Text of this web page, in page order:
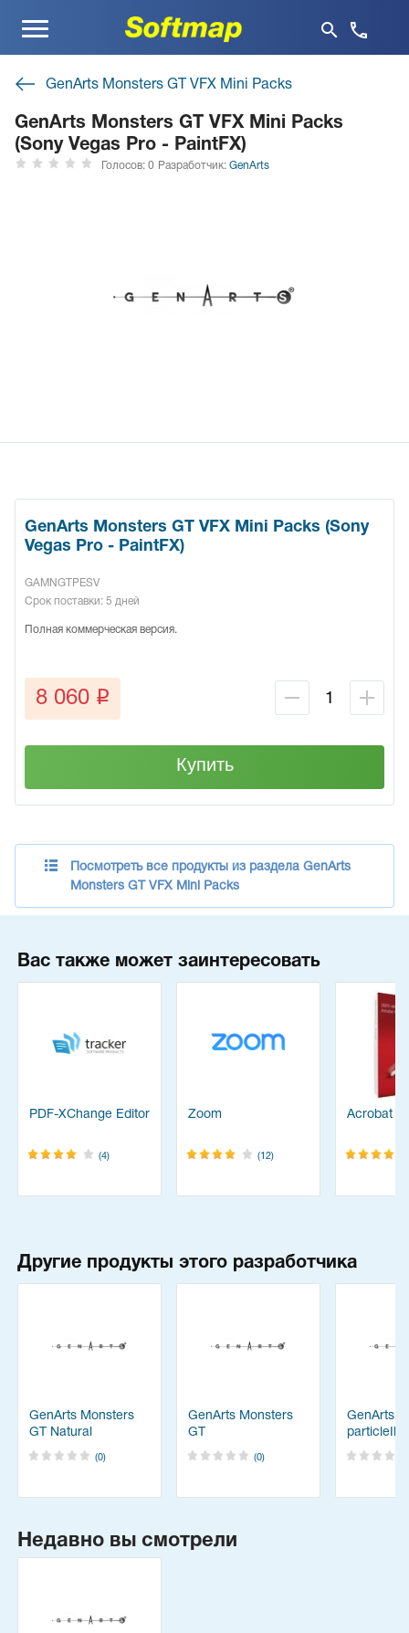
Меню
GenArts Monsters GT VFX Mini Packs
GenArts Monsters GT VFX Mini Packs
(Sony Vegas Pro - PaintFX)
Голосов: 0 Разработчик: GenArts
GenArts Monsters GT VFX Mini Packs (Sony
Vegas Pro - PaintFX)
GAMNGTPESV
Срок поставки: 5 дней
Полная коммерческая версия.
8 060 q
Купить
Посмотреть все продукты из раздела GenArts
Monsters GT VFX Mini Packs
Вас также может заинтересовать
PDF-XChange Editor
(4)
Zoom
(12)
Acrobat
Другие продукты этого разработчика
GenArts Monsters
GT Natural
Phenomena Theme
(0)
GenArts Monsters
GT
(0)
GenArts
Недавно вы смотрели